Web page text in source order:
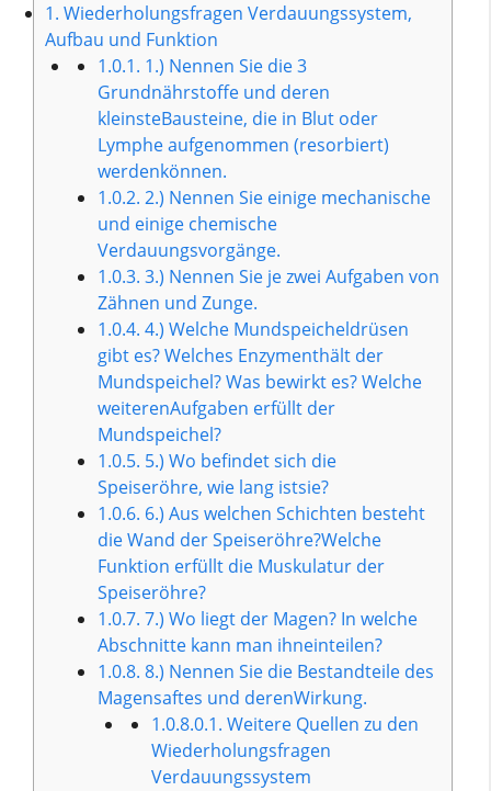
1. Wiederholungsfragen Verdauungssystem,
Aufbau und Funktion
1.0.1. 1.) Nennen Sie die 3
Grundnährstoffe und deren
kleinsteBausteine, die in Blut oder
Lymphe aufgenommen (resorbiert)
werdenkönnen.
1.0.2. 2.) Nennen Sie einige mechanische
und einige chemische
Verdauungsvorgänge.
1.0.3. 3.) Nennen Sie je zwei Aufgaben von
Zähnen und Zunge.
1.0.4. 4.) Welche Mundspeicheldrüsen
gibt es? Welches Enzymenthält der
Mundspeichel? Was bewirkt es? Welche
weiterenAufgaben erfüllt der
Mundspeichel?
1.0.5. 5.) Wo befindet sich die
Speiseröhre, wie lang istsie?
1.0.6. 6.) Aus welchen Schichten besteht
die Wand der Speiseröhre?Welche
Funktion erfüllt die Muskulatur der
Speiseröhre?
1.0.7. 7.) Wo liegt der Magen? In welche
Abschnitte kann man ihneinteilen?
1.0.8. 8.) Nennen Sie die Bestandteile des
Magensaftes und derenWirkung.
1.0.8.0.1. Weitere Quellen zu den
Wiederholungsfragen
Verdauungssystem